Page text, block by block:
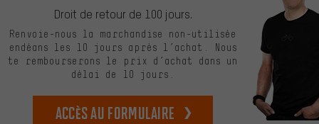
Droit de retour de 100 jours.
Renvoie-nous la marchandise non-utilisée
endéans les 10 jours après l’achat. Nous
te rembourserons le prix d’achat dans un
délai de 10 jours.
Accès au formulaire